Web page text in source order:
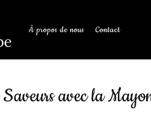
À propos de nous Contact
avec la